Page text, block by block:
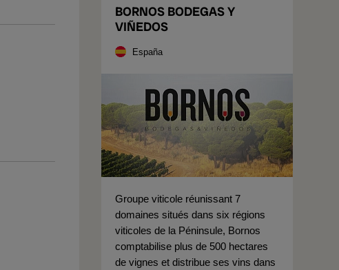
BORNOS BODEGAS Y
VIÑEDOS
España
Groupe viticole réunissant 7
domaines situés dans six régions
viticoles de la Péninsule, Bornos
comptabilise plus de 500 hectares
de vignes et distribue ses vins dans